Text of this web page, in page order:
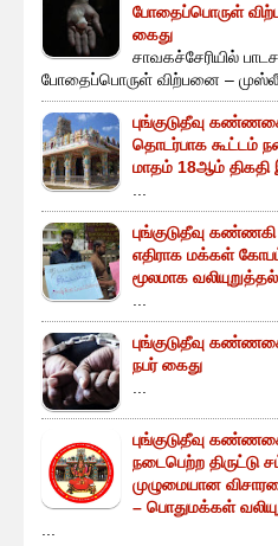
போதைப்பொருள்
கைது
சாவகச்சேரியில்
போதைப்பொருள் விற்பனை –
புங்குடுதீவு
தொடர்பாக கூட்டம்
மாதம் 18ஆம் திகதி
புங்குடுதீவு
எதிராக மக்கள்
மூலமாக வலியுறுத்தல்
புங்குடுதீவு
நபர் கைது
புங்குடுதீவு
நடைபெற்ற திருட்டு
முழுமையான
– பொதுமக்கள்